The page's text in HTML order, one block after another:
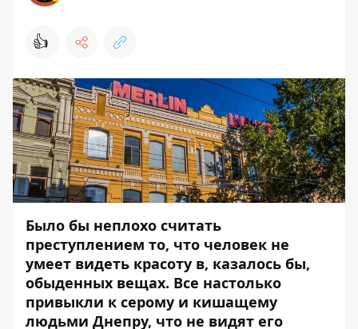
👍
Было бы неплохо считать
преступлением то, что человек не
умеет видеть красоту в, казалось бы,
обыденных вещах. Все настолько
привыкли к серому и кишащему
людьми Днепру, что не видят его